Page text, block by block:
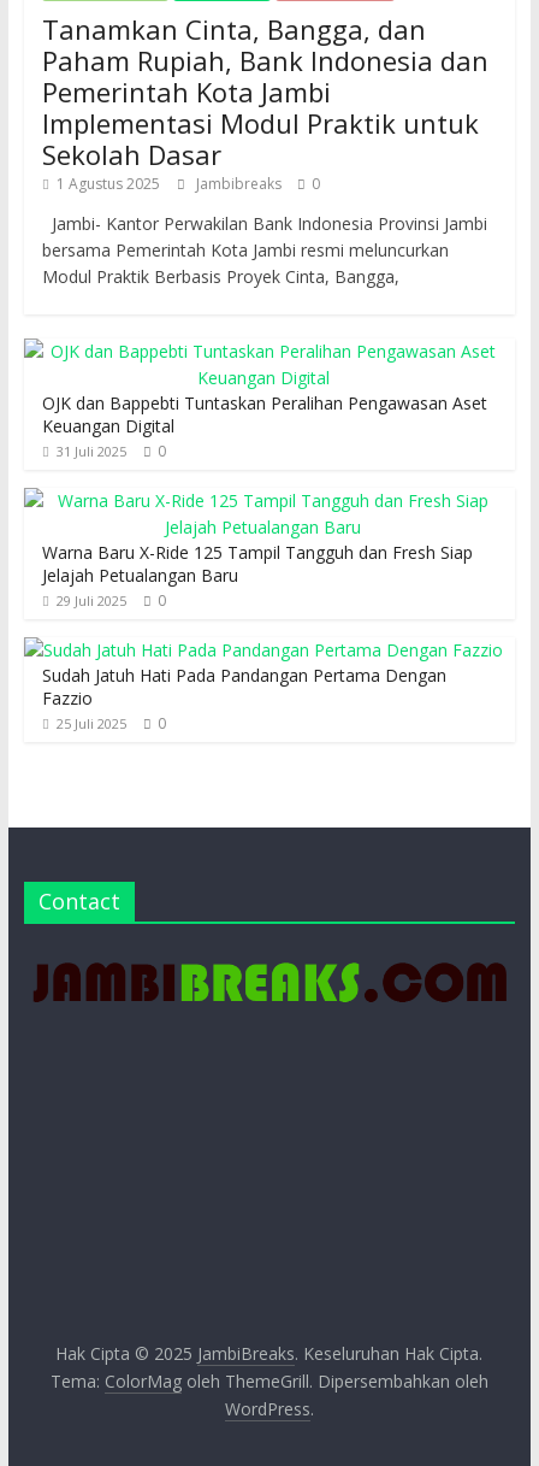
Tanamkan Cinta, Bangga, dan
Paham Rupiah, Bank Indonesia dan
Pemerintah Kota Jambi
Implementasi Modul Praktik untuk
Sekolah Dasar
1 Agustus 2025 Jambibreaks 0
Jambi- Kantor Perwakilan Bank Indonesia Provinsi Jambi
bersama Pemerintah Kota Jambi resmi meluncurkan
Modul Praktik Berbasis Proyek Cinta, Bangga,
OJK dan Bappebti Tuntaskan Peralihan Pengawasan Aset
Keuangan Digital
31 Juli 2025 0
Warna Baru X-Ride 125 Tampil Tangguh dan Fresh Siap
Jelajah Petualangan Baru
29 Juli 2025 0
Sudah Jatuh Hati Pada Pandangan Pertama Dengan
Fazzio
25 Juli 2025 0
Contact
Hak Cipta © 2025 JambiBreaks. Keseluruhan Hak Cipta.
Tema: ColorMagoleh ThemeGrill. Dipersembahkan oleh
WordPress.